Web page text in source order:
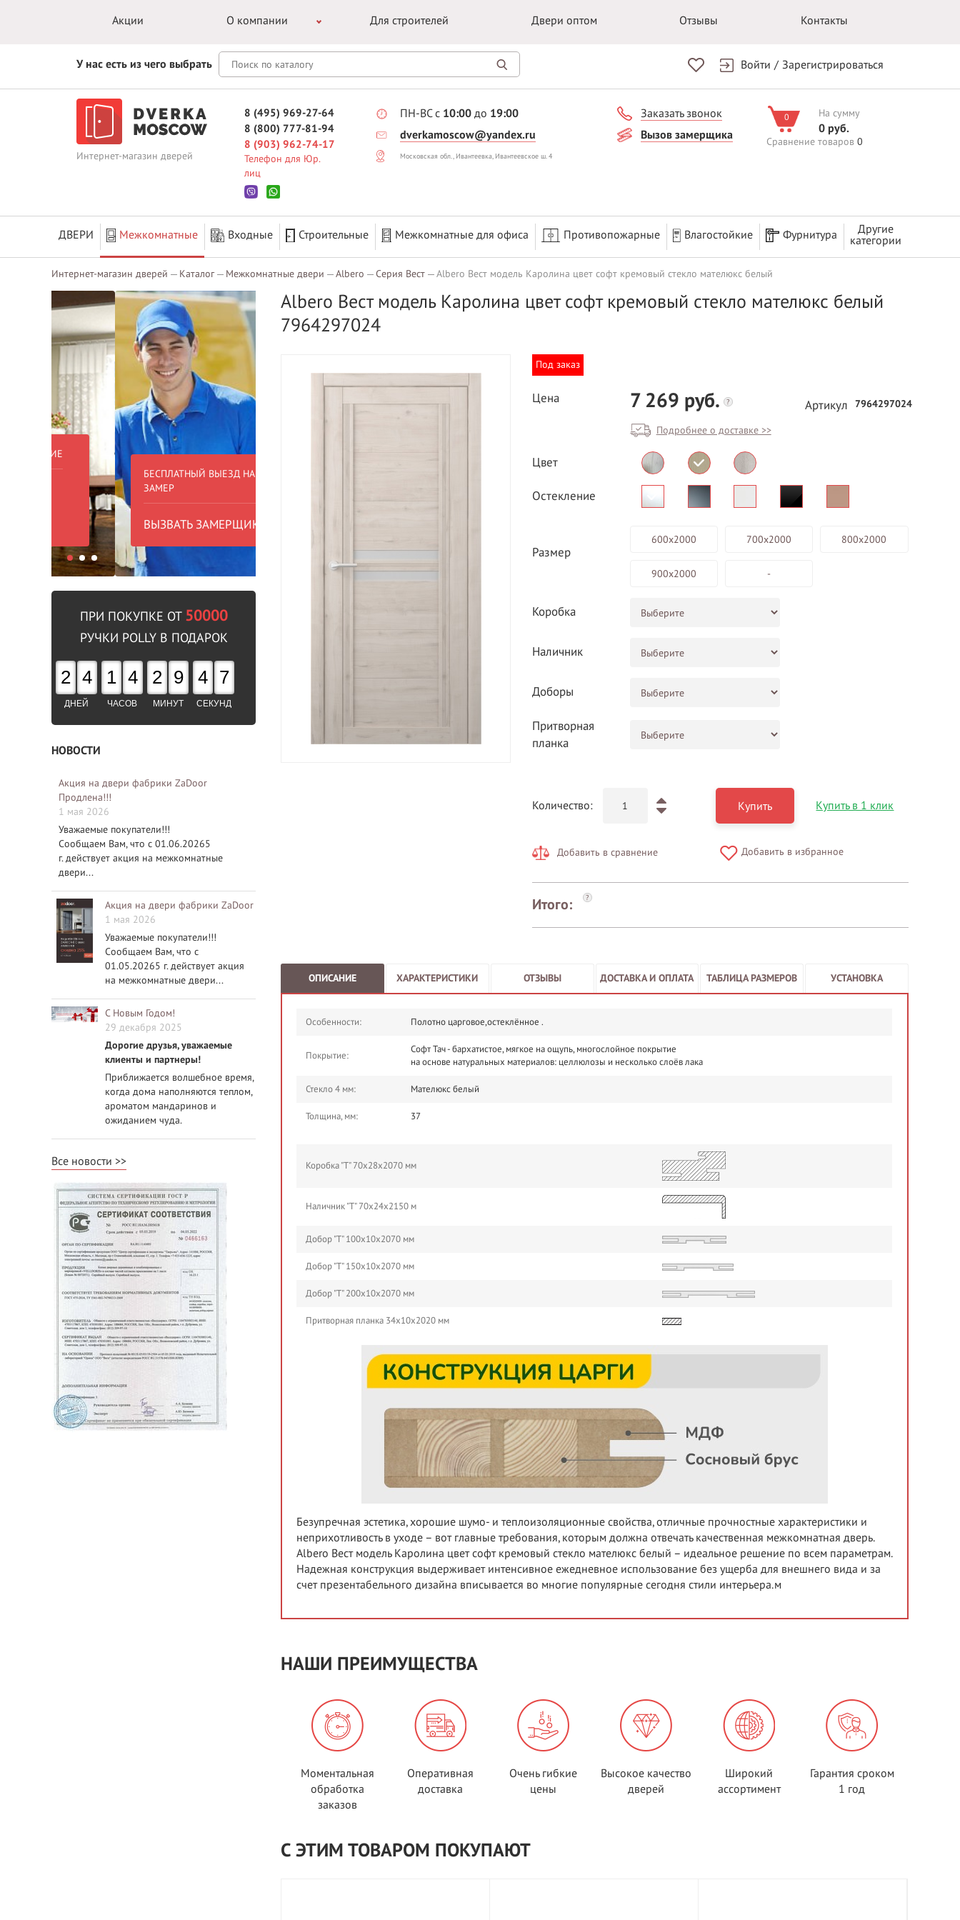
Акции О компании Для строителей Двери оптом Отзывы Контакты
У нас есть из чего выбрать Войти / Зарегистрироваться
Интернет-магазин дверей
8 (495) 969-27-64
8 (800) 777-81-94
8 (903) 962-74-17
Телефон для Юр.
лиц
ПН-ВС с 10:00 до 19:00
dverkamoscow@yandex.ru
Московская обл., Ивантеевка, Ивантеевское ш. 4
Заказать звонок
Вызов замерщика
0 На сумму
0 руб.
Сравнение товаров 0
ДВЕРИ Межкомнатные Входные Строительные Межкомнатные для офиса Противопожарные Влагостойкие Фурнитура
Другие
категории
Интернет-магазин дверей Каталог Межкомнатные двери Albero Серия Вест Albero Вест модель Каролина цвет софт кремовый стекло мателюкс белый
БЕСПЛАТНЫЙ ВЫЕЗД НА
ЗАМЕР
ВЫЗВАТЬ ЗАМЕРЩИКА
Двери фабрики
БЕСПЛАТНЫЙ ВЫЕЗД НА
ЗАМЕР
ПРИ ПОКУПКЕ ОТ 50000
РУЧКИ POLLY В ПОДАРОК
2 4
ДНЕЙ
1 4
ЧАСОВ
2 9
МИНУТ
4 6
СЕКУНД
НОВОСТИ
Акция на двери фабрики ZaDoor
Продлена!!!
1 мая 2026
Уважаемые покупатели!!!
Сообщаем Вам, что с 01.06.20265
г. действует акция на межкомнатные
двери...
Акция на двери фабрики ZaDoor
1 мая 2026
Уважаемые покупатели!!!
Сообщаем Вам, что с
01.05.20265 г. действует акция
на межкомнатные двери...
С Новым Годом!
29 декабря 2025
Дорогие друзья, уважаемые
клиенты и партнеры!
Приближается волшебное время,
когда дома наполняются теплом,
ароматом мандаринов и
ожиданием чуда.
Все новости
Albero Вест модель Каролина цвет софт кремовый стекло мателюкс белый
7964297024
Под заказ
Цена 7 269 руб. ?
Подробнее о доставке >>
Артикул 7964297024
Цвет
Остекление
Размер
600х2000 700х2000 800х2000
900х2000 -
Коробка
Наличник
Доборы
Притворная
планка
Количество: Купить Купить в 1 клик
Добавить в сравнение Добавить в избранное
Итого: ?
ОПИСАНИЕ ХАРАКТЕРИСТИКИ ОТЗЫВЫ ДОСТАВКА И ОПЛАТА ТАБЛИЦА РАЗМЕРОВ УСТАНОВКА
Особенности: Полотно царговое,остеклённое .
Покрытие:
Софт Тач - бархатистое, мягкое на ощупь, многослойное покрытие
на основе натуральных материалов: целлюлозы и несколько слоёв лака
Стекло 4 мм: Мателюкс белый
Толщина, мм: 37
Коробка "Т" 70х28х2070 мм
Наличник "Т" 70х24х2150 м
Добор "Т" 100х10х2070 мм
Добор "Т" 150х10х2070 мм
Добор "Т" 200х10х2070 мм
Притворная планка 34х10х2020 мм
Безупречная эстетика, хорошие шумо- и теплоизоляционные свойства, отличные прочностные характеристики и
неприхотливость в уходе – вот главные требования, которым должна отвечать качественная межкомнатная дверь.
Albero Вест модель Каролина цвет софт кремовый стекло мателюкс белый – идеальное решение по всем параметрам.
Надежная конструкция выдерживает интенсивное ежедневное использование без ущерба для внешнего вида и за
счет презентабельного дизайна вписывается во многие популярные сегодня стили интерьера.м
НАШИ ПРЕИМУЩЕСТВА
Моментальная
обработка
заказов
Оперативная
доставка
Очень гибкие
цены
Высокое качество
дверей
Широкий
ассортимент
Гарантия сроком
1 год
С ЭТИМ ТОВАРОМ ПОКУПАЮТ